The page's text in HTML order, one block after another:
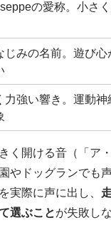
の愛称。小さ
じみの名前。遊び
力強い響き。運動神
く開ける音（「ア
やドッグランでも
実際に声に出し、
選ぶことが失敗し